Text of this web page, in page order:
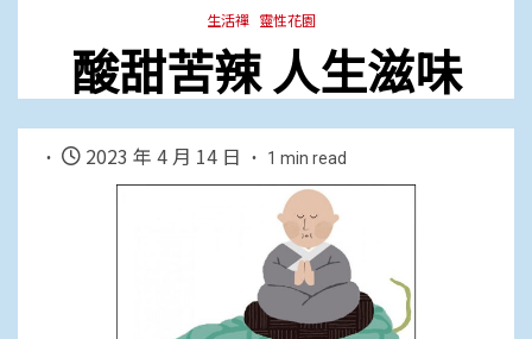
生活禪 靈性花園
酸甜苦辣 人生滋味
2023 年 4 月 14 日 1 min read